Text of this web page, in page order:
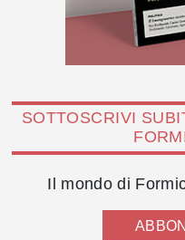
SOTTOSCRIVI
Il mondo di